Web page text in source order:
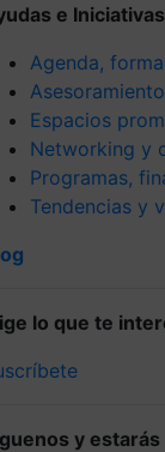
e Iniciativas
Agenda,
Espacios
Networking y
Programas,
Tendencias y
lo que te
y